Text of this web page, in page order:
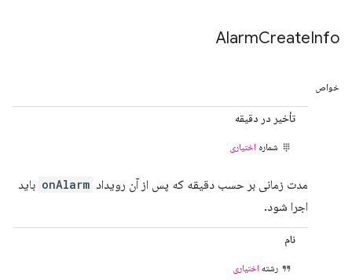
AlarmCreateInfo
خواص
تأخیر در دقیقه
شماره اختیاری
مدت زمانی بر حسب دقیقه که پس از آن رویداد onAlarm باید
اجرا شود.
نام
رشته اختیاری